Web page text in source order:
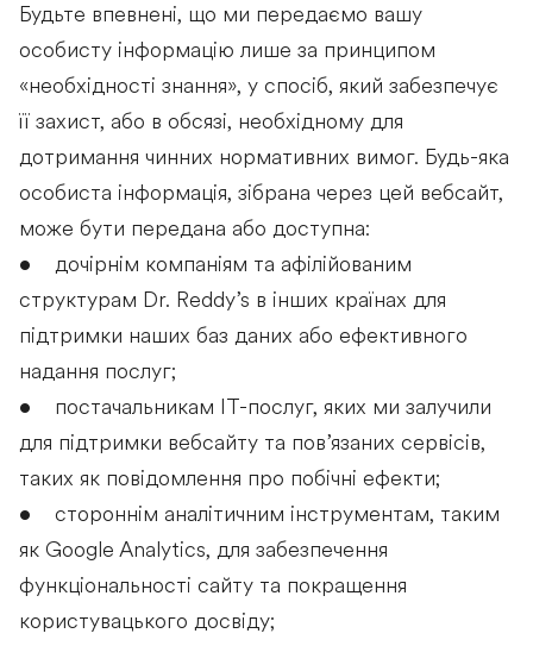
Будьте впевнені, що ми передаємо вашу
особисту інформацію лише за принципом
«необхідності знання», у спосіб, який забезпечує
її захист, або в обсязі, необхідному для
дотримання чинних нормативних вимог. Будь-яка
особиста інформація, зібрана через цей вебсайт,
може бути передана або доступна:
• дочірнім компаніям та афілійованим
структурам Dr. Reddy’s в інших країнах для
підтримки наших баз даних або ефективного
надання послуг;
• постачальникам ІТ-послуг, яких ми залучили
для підтримки вебсайту та пов’язаних сервісів,
таких як повідомлення про побічні ефекти;
• стороннім аналітичним інструментам, таким
як Google Analytics, для забезпечення
функціональності сайту та покращення
користувацького досвіду;